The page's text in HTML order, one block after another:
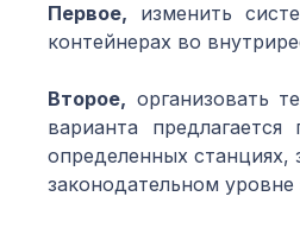
Первое, изменить
контейнерах во
Второе, организовать
варианта
определенных станциях,
законодательном